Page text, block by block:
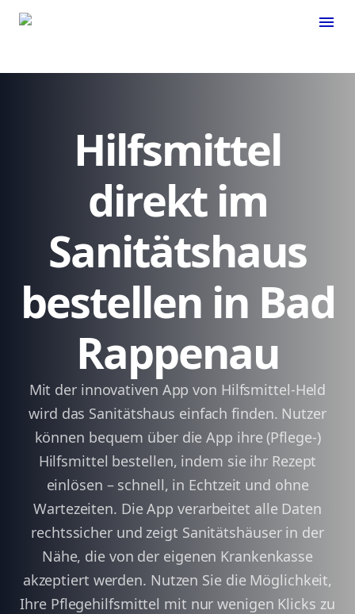
menu
Hilfsmittel
direkt im
Sanitätshaus
bestellen in Bad
Rappenau
Mit der innovativen App von Hilfsmittel-Held
wird das Sanitätshaus einfach finden. Nutzer
können bequem über die App ihre (Pflege-)
Hilfsmittel bestellen, indem sie ihr Rezept
einlösen – schnell, in Echtzeit und ohne
Wartezeiten. Die App verarbeitet alle Daten
rechtssicher und zeigt Sanitätshäuser in der
Nähe, die von der eigenen Krankenkasse
akzeptiert werden. Nutzen Sie die Möglichkeit,
Ihre Pflegehilfsmittel mit nur wenigen Klicks zu